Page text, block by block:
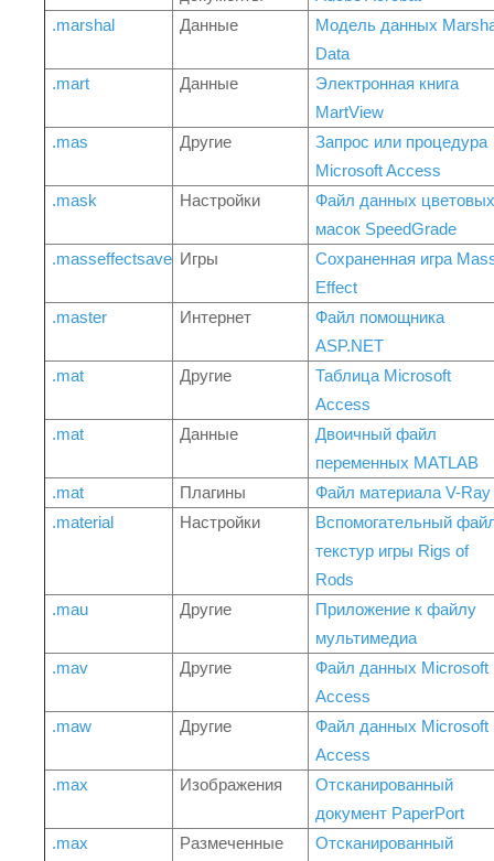
.marshal
Данные
Модель данных
Data
.mart
Данные
Электронная книга
MartView
.mas
Другие
Запрос или процедура
Microsoft Access
.mask
Настройки
Файл данных цветовых
масок SpeedGrade
.masseffectsave Игры
Сохраненная игра
Effect
.master
Интернет
Файл помощника
ASP.NET
.mat
Другие
Таблица Microsoft
Access
.mat
Данные
Двоичный файл
переменных MATLAB
.mat
Плагины
Файл материала V-Ray
.material
Настройки
Вспомогательный
текстур игры Rigs of
Rods
.mau
Другие
Приложение к файлу
мультимедиа
.mav
Другие
Файл данных Microsoft
Access
.maw
Другие
Файл данных Microsoft
Access
.max
Изображения
Отсканированный
документ PaperPort
.max
Размеченные
Отсканированный